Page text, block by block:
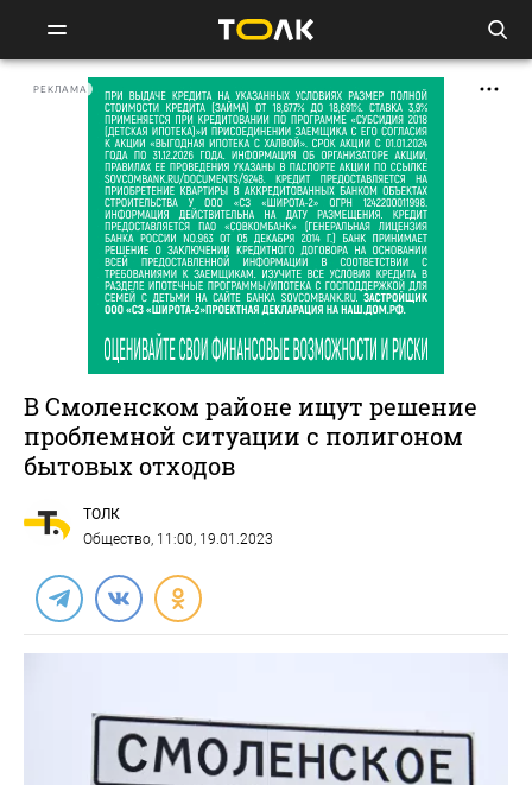
РЕКЛАМА
В Смоленском районе ищут решение
проблемной ситуации с полигоном
бытовых отходов
ТОЛК
Общество, 11:00, 19.01.2023